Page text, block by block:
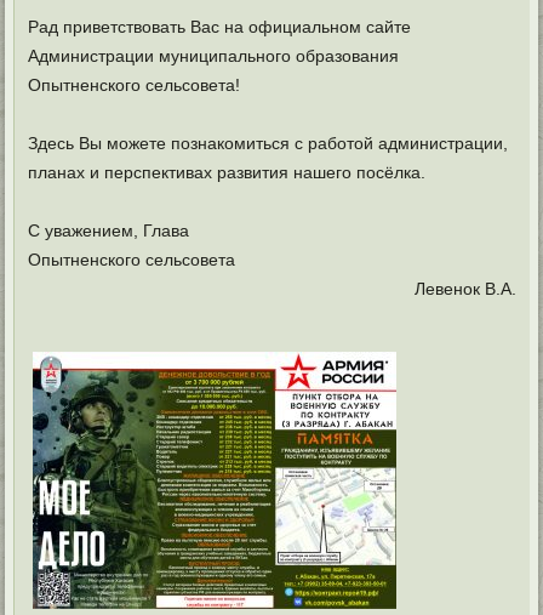
Рад приветствовать Вас на официальном сайте
Администрации муниципального образования
Опытненского сельсовета!
Здесь Вы можете познакомиться с работой администрации,
планах и перспективах развития нашего посёлка.
С уважением, Глава
Опытненского сельсовета
Левенок В.А.